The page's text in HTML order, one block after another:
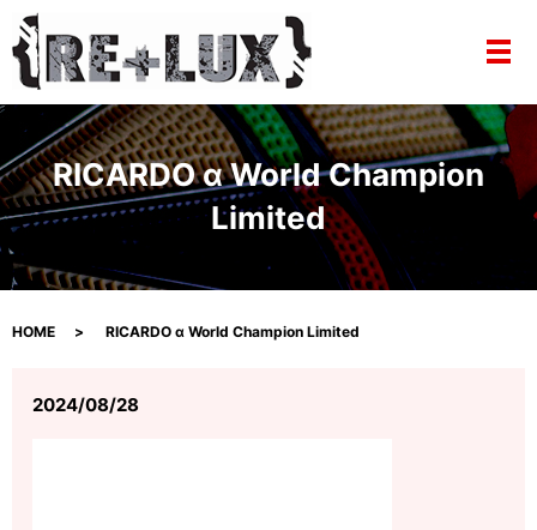
メ
RICARDO α World Champion
Limited
HOME RICARDO α World Champion Limited
2024/08/28